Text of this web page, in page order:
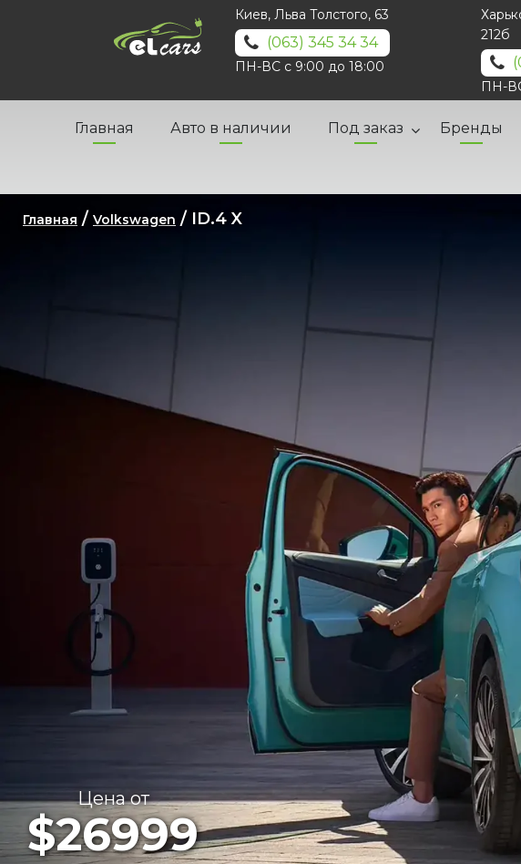
Киев, Льва Толстого, 63
(063) 345 34 34
ПН-ВС с 9:00 до 18:00
212б
ПН-
Главная Авто в наличии Под заказ Бренды
Главная / Volkswagen / ID.4 X
Цена от
$26999